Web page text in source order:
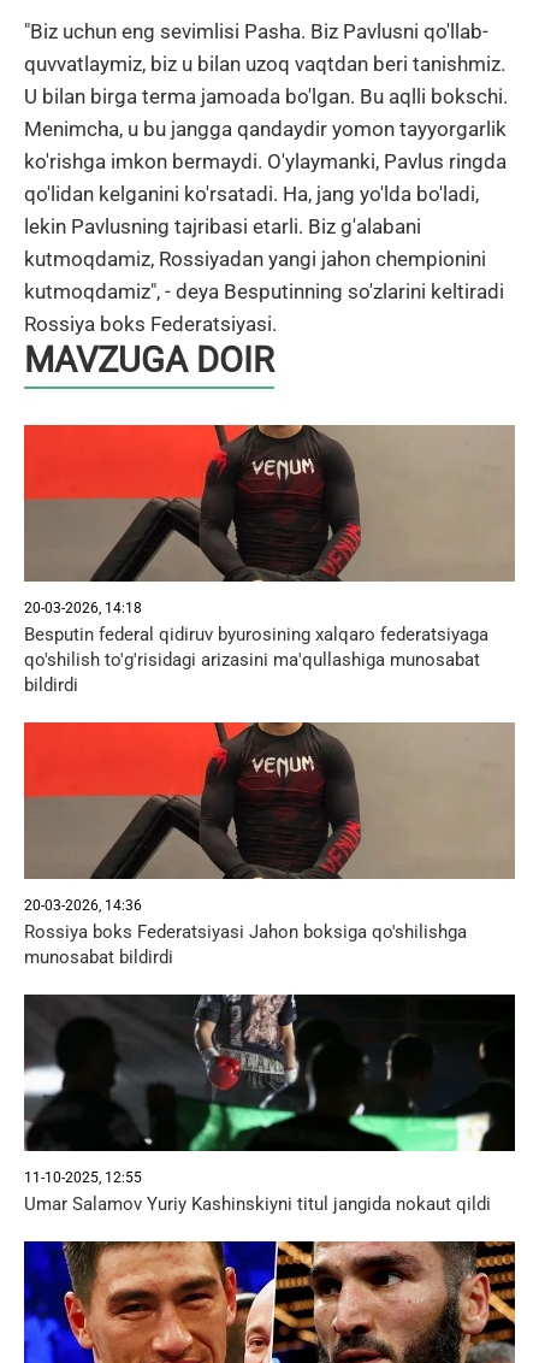
"Biz uchun eng sevimlisi Pasha. Biz Pavlusni qo'llab-
quvvatlaymiz, biz u bilan uzoq vaqtdan beri tanishmiz.
U bilan birga terma jamoada bo'lgan. Bu aqlli bokschi.
Menimcha, u bu jangga qandaydir yomon tayyorgarlik
ko'rishga imkon bermaydi. O'ylaymanki, Pavlus ringda
qo'lidan kelganini ko'rsatadi. Ha, jang yo'lda bo'ladi,
lekin Pavlusning tajribasi etarli. Biz g'alabani
kutmoqdamiz, Rossiyadan yangi jahon chempionini
kutmoqdamiz", - deya Besputinning so'zlarini keltiradi
Rossiya boks Federatsiyasi.
MAVZUGA DOIR
20-03-2026, 14:18
Besputin federal qidiruv byurosining xalqaro federatsiyaga
qo'shilish to'g'risidagi arizasini ma'qullashiga munosabat
bildirdi
20-03-2026, 14:36
Rossiya boks Federatsiyasi Jahon boksiga qo'shilishga
munosabat bildirdi
11-10-2025, 12:55
Umar Salamov Yuriy Kashinskiyni titul jangida nokaut qildi